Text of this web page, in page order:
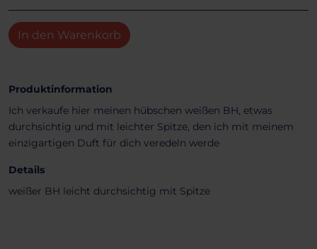
In den Warenkorb
Produktinformation
Ich verkaufe hier meinen hübschen weißen BH, etwas
durchsichtig und mit leichter Spitze, den ich mit meinem
einzigartigen Duft für dich veredeln werde
Details
weißer BH leicht durchsichtig mit Spitze